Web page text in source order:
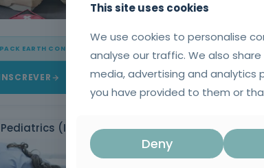
EARTH CONSULTERS
(INEM Certification)
Adult Basic
This site uses cookies
We use cookies to personalise
analyse our traffic. We also
media, advertising and
you have provided to them or
Deny